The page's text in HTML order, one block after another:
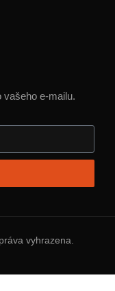
e-mailu.
vyhrazena.